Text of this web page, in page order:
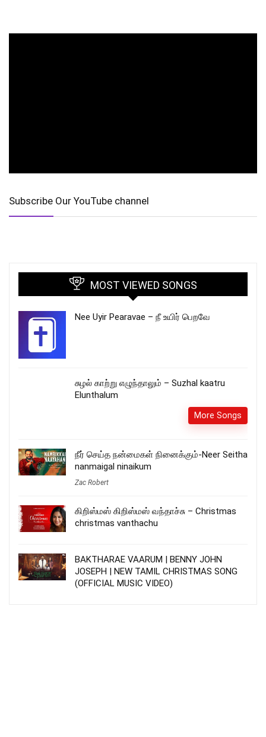
Subscribe Our YouTube channel
MOST VIEWED SONGS
Nee Uyir Pearavae – நீ உயிர் பெறவே
சுழல் காற்று எழுந்தாலும் – Suzhal kaatru
Elunthalum
More Songs
நீர் செய்த நன்மைகள் நினைக்கும்-Neer Seitha
nanmaigal ninaikum
Zac Robert
கிறிஸ்மஸ் கிறிஸ்மஸ் வந்தாச்சு – Christmas
christmas vanthachu
BAKTHARAE VAARUM | BENNY JOHN
JOSEPH | NEW TAMIL CHRISTMAS SONG
(OFFICIAL MUSIC VIDEO)